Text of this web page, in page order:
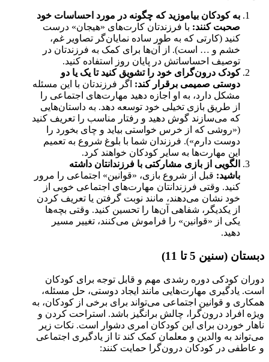
به کودکان بیاموزید که چگونه در مورد احساسات خود
صحبت کنند: با فرزندتان کارت‌های «هیجان» درست
کنید (کارتی که به طور ساده نمایان‌گر تصاویر غم،
خشم و … است). از آن‌ها برای کمک به فرزندتان در
توصیف احساساتش در پایان روز استفاده کنید.
کودک درون‌گرای خود را تشویق کنید تا یک یا دو
دوستی صمیمی برقرار کند: اگر فرزندتان با این مسئله
مشکل دارد، به او اجازه دهید مهارت‌های اجتماعی را
از طریق بازی تخیلی خود توسعه دهد. به داستان‌هایی
که می‌سازند گوش دهید و رفتار مناسب را تعریف کنید
(«روشی که از خرس خواستی بیاید و چای بخورد را
دوست دارم»). فرزندان شما با بلوغ شروع به تعمیم
این مهارت‌ها به سایر کودکان خواهند کرد.
الگویی از بازی مشارکتی با فرزندانتان داشته
باشید: قبل از شروع بازی، «قوانین» اجتماعی را مرور
کنید. وقتی فرزندانتان مهارت‌های اجتماعی خوبی از
خود نشان می‌دهند، مانند نوبت گرفتن یا تعریف کردن
از یکدیگر، شفاهی آن‌ها را تحسین کنید. وقتی بچه‌ها
یکی از «قوانین» را فراموش می‌کنند، تغییر مسیر
دهید.
دبستان (سنین 5 تا 11)
دوران کودکی دوره رشدی مهم و قابل توجه برای کودکان
است. یادگیری مهارت‌هایی مانند ایجاد دوستی، حل مسئله،
همکاری و قوانین اجتماعی می‌تواند برای برخی از کودکان، به
ویژه افراد درون‌گرا، چالش برانگیز باشد. استراحت کردن و
ناهار خوردن برای این کودکان امری دشوار است. نکات زیر
می‌تواند به والدین و معلمان کمک کند تا از یادگیری اجتماعی
و عاطفی در کودکان درون‌گرا حمایت کنند: